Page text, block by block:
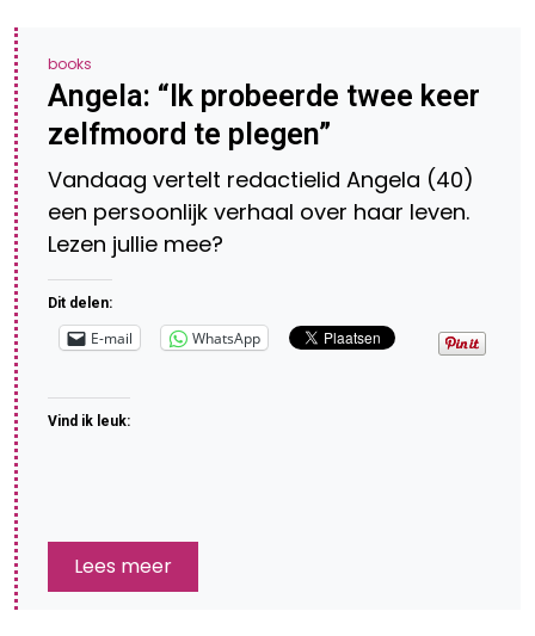
books
Angela: “Ik probeerde twee keer
zelfmoord te plegen”
Vandaag vertelt redactielid Angela (40)
een persoonlijk verhaal over haar leven.
Lezen jullie mee?
Dit delen:
E-mail WhatsApp
Vind ik leuk:
Lees meer